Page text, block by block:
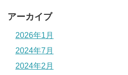
アーカイブ
2026年1月
2024年7月
2024年2月